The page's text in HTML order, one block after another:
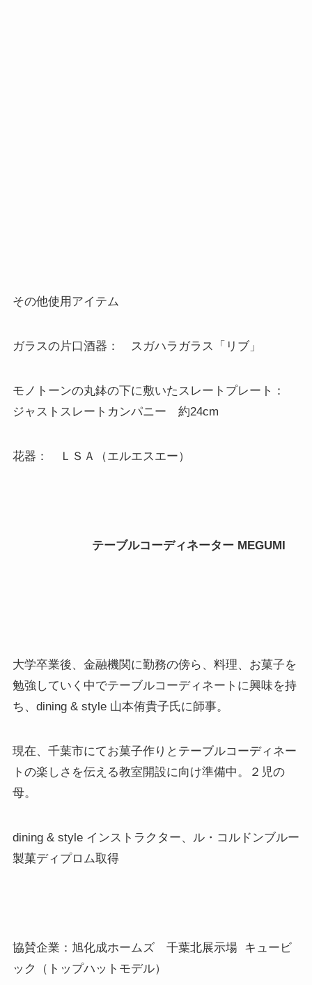
その他使用アイテム
ガラスの片口酒器： スガハラガラス「リブ」
モノトーンの丸鉢の下に敷いたスレートプレート：
ジャストスレートカンパニー 約24cm
花器： ＬＳＡ（エルエスエー）
テーブルコーディネーター MEGUMI
大学卒業後、金融機関に勤務の傍ら、料理、お菓子を
勉強していく中でテーブルコーディネートに興味を持
ち、dining & style 山本侑貴子氏に師事。
現在、千葉市にてお菓子作りとテーブルコーディネー
トの楽しさを伝える教室開設に向け準備中。２児の
母。
dining & style インストラクター、ル・コルドンブルー
製菓ディプロム取得
協賛企業：旭化成ホームズ 千葉北展示場 キュービ
ック（トップハットモデル）